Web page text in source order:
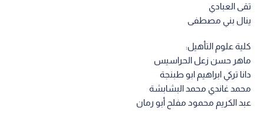
تقى العبادي
ينال بني مصطفى
كلية علوم التأهيل:
ماهر حسن زعل الحراسيس
دانا تركي ابراهيم ابو طبنجة
محمد غاندي محمد البشابشة
عبد الكريم محمود مفلح أبو رمان